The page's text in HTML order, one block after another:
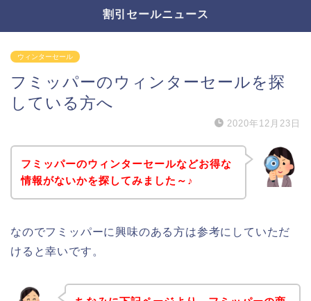
割引セールニュース
ウィンターセール
フミッパーのウィンターセールを探
している方へ
2020年12月23日
フミッパーのウィンターセールなどお得な
情報がないかを探してみました～♪
なのでフミッパーに興味のある方は参考にしていただ
けると幸いです。